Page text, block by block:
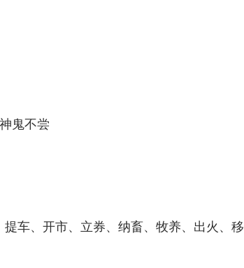
鬼不尝
提车、开市、立券、纳畜、牧养、出火、移